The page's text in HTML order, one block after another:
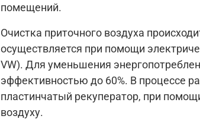
помещений.
Очистка приточного воздуха
осуществляется при помощи
VW). Для уменьшения
эффективностью до 60%. В процессе
пластинчатый рекуператор, при
воздуху.